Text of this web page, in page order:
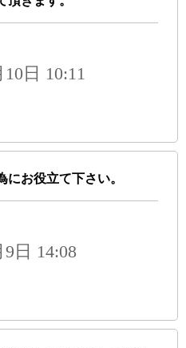
日 10:11
お役立て下さい。
日 14:08